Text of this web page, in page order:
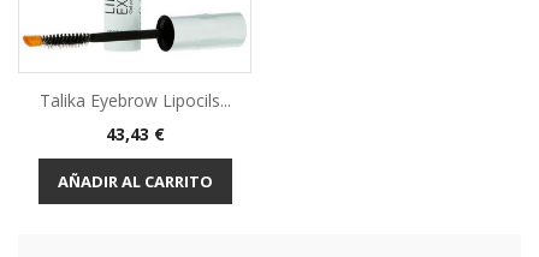
Talika Eyebrow Lipocils...
Precio
43,43 €
AÑADIR AL CARRITO